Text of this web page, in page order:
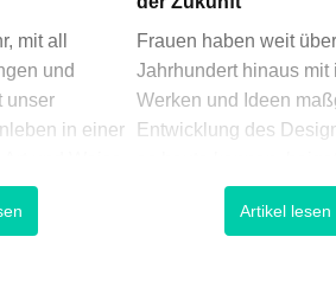
mit all
und
unser
in einer
In
Frauen haben weit
Jahrhundert hinaus mit
Werken und Ideen
Entwicklung des
Viele davon wurden
spät und nicht selten
Artikel lesen